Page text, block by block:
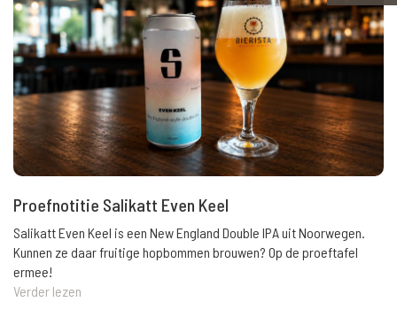
Proefnotitie Salikatt Even Keel
Salikatt Even Keel is een New England Double IPA uit Noorwegen.
Kunnen ze daar fruitige hopbommen brouwen? Op de proeftafel
ermee!
Verder lezen